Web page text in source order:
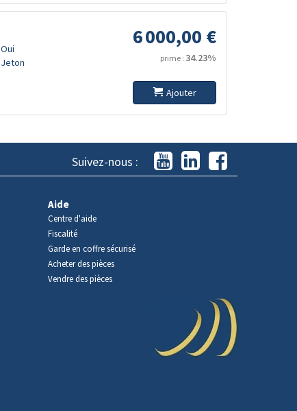
Oui
Jeton
6 000,00 €
prime : 34.23%
Ajouter
Suivez-nous :
Aide
Centre d'aide
Fiscalité
Garde en coffre sécurisé
Acheter des pièces
Vendre des pièces